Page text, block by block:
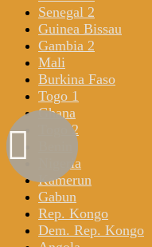
Senegal 2
Guinea Bissau
Gambia 2
Mali
Burkina Faso
Togo 1
Ghana
Togo 2
Nigeria
Kamerun
Gabun
Rep. Kongo
Dem. Rep. Kongo